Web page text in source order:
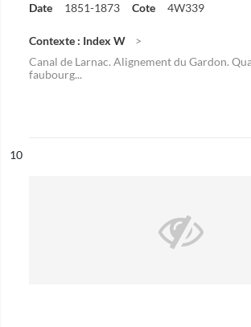
Date 1851-1873 Cote 4W339
Contexte : Index W
Canal de Larnac. Alignement du Gardon.
faubourg...
n°
10